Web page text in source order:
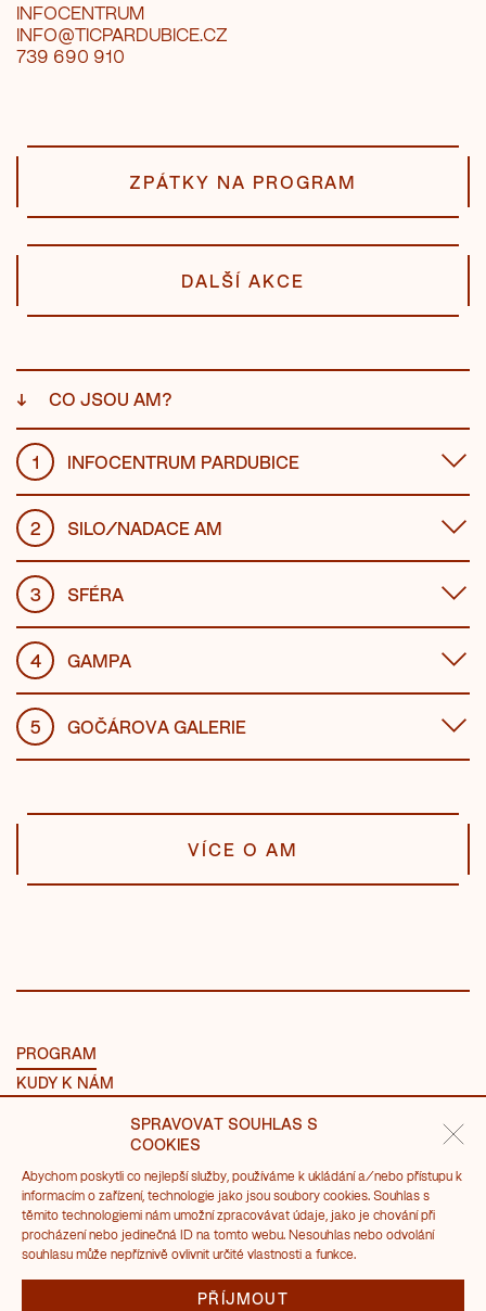
SPRAVOVAT SOUHLAS S
COOKIES
Abychom poskytli co nejlepší služby, používáme k ukládání a/nebo přístupu k
informacím o zařízení, technologie jako jsou soubory cookies. Souhlas s
těmito technologiemi nám umožní zpracovávat údaje, jako je chování při
procházení nebo jedinečná ID na tomto webu. Nesouhlas nebo odvolání
souhlasu může nepříznivě ovlivnit určité vlastnosti a funkce.
PŘÍJMOUT
INFOCENTRUM
INFO@TICPARDUBICE.CZ
739 690 910
ZPÁTKY NA PROGRAM
DALŠÍ AKCE
↓ CO JSOU AM?
1 INFOCENTRUM PARDUBICE
2 SILO/NADACE AM
3 SFÉRA
4 GAMPA
5 GOČÁROVA GALERIE
VÍCE O AM
PROGRAM
KUDY K NÁM
PRONÁJMY
SVATBA V AM
ADVENT 2026 V AM
KONTAKTY